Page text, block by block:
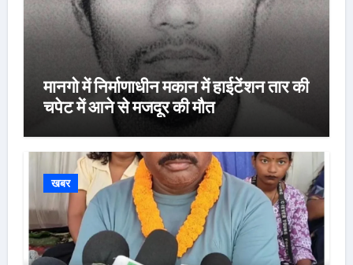
मानगो में निर्माणाधीन मकान में हाईटेंशन तार की
चपेट में आने से मजदूर की मौत
खबर